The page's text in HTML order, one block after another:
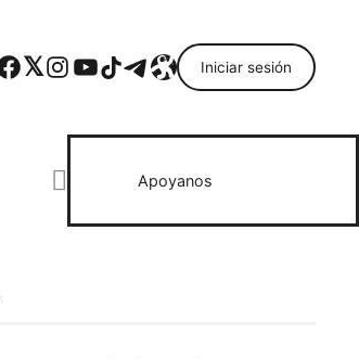
Twitter Instagram YouTube TikTok Telegram Enlace Iniciar sesión
Apoyanos